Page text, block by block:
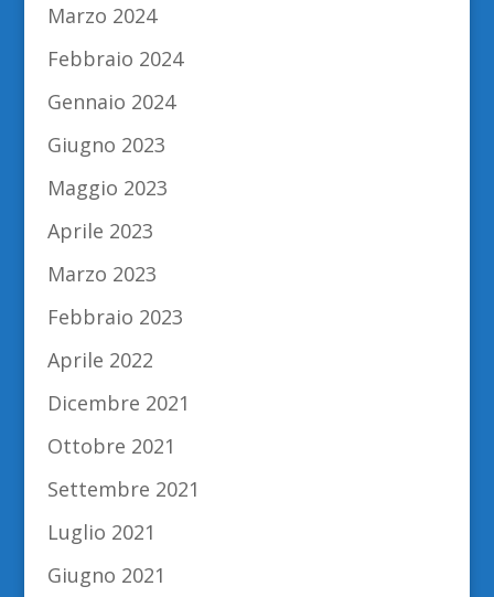
Marzo 2024
Febbraio 2024
Gennaio 2024
Giugno 2023
Maggio 2023
Aprile 2023
Marzo 2023
Febbraio 2023
Aprile 2022
Dicembre 2021
Ottobre 2021
Settembre 2021
Luglio 2021
Giugno 2021